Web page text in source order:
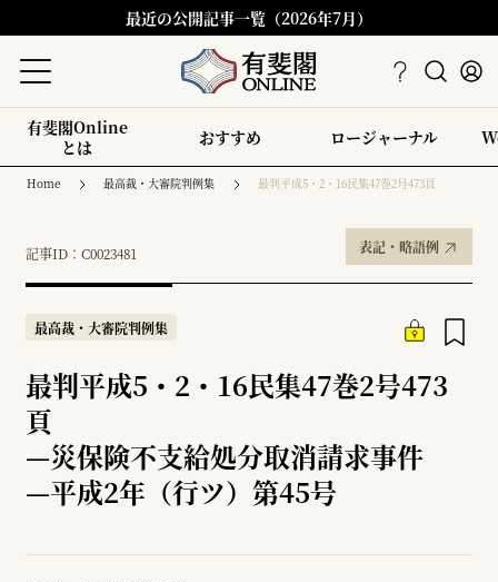
最近の公開記事一覧（2026年7月）
有斐閣Online
とは
おすすめ ロージャーナル
Home 最高裁・大審院判例集 最判平成5・2・16民集47巻2号473頁
記事ID：C0023481 表記・略語例
最高裁・大審院判例集
最判平成5・2・16民集47巻2号473
頁
—災保険不支給処分取消請求事件
—平成2年（行ツ）第45号